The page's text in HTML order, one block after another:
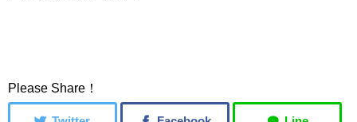
Please Share！